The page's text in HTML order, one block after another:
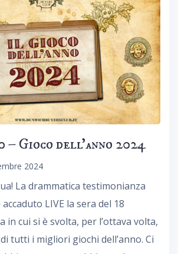
– Gioco dell’anno 2024
2024
La drammatica testimonianza
LIVE la sera del 18
in cui si è svolta, per l’ottava volta,
tutti i migliori giochi dell’anno. Ci